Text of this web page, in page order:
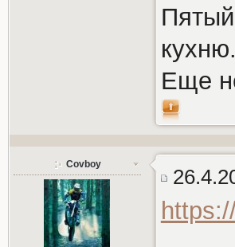
кухню.
Еще
Covboy